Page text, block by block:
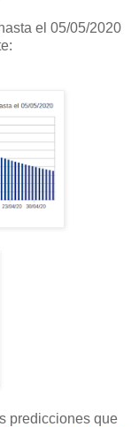
el 05/05/2020
predicciones que